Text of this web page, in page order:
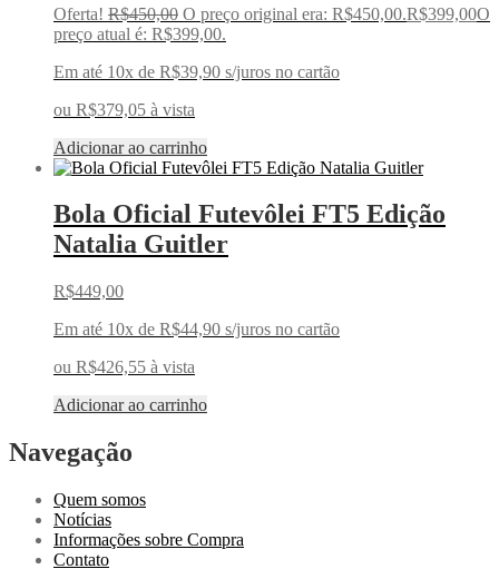
Oferta! R$450,00 O preço original era: R$450,00.R$399,00O
preço atual é: R$399,00.
Em até 10x de R$39,90 s/juros no cartão
ou R$379,05 à vista
Adicionar ao carrinho
Bola Oficial Futevôlei FT5 Edição
Natalia Guitler
R$449,00
Em até 10x de R$44,90 s/juros no cartão
ou R$426,55 à vista
Adicionar ao carrinho
Navegação
Quem somos
Notícias
Informações sobre Compra
Contato